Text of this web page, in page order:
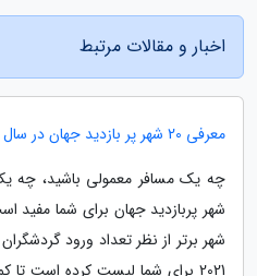
اخبار و مقالات مرتبط
معرفی 20 شهر پر بازدید جهان در سال 2021